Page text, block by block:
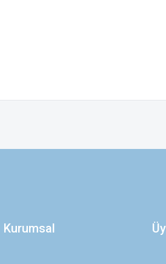
ilk yorumu siz yapın!
Kurumsal